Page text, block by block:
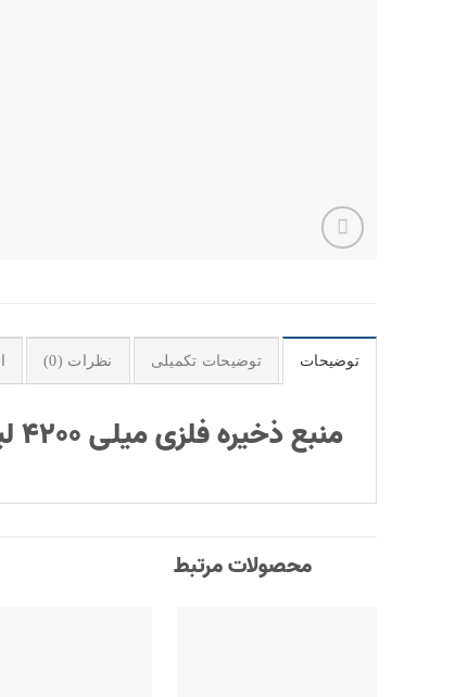
توضیحات توضیحات تکمیلی نظرات (0)
منبع ذخیره فلزی میلی 4200 لیتری شرکت آذرپالت مدل PT 211
محصولات مرتبط